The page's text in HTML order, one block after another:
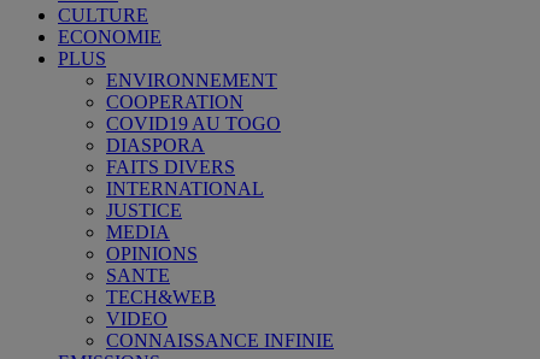
CULTURE
ECONOMIE
PLUS
ENVIRONNEMENT
COOPERATION
COVID19 AU TOGO
DIASPORA
FAITS DIVERS
INTERNATIONAL
JUSTICE
MEDIA
OPINIONS
SANTE
TECH&WEB
VIDEO
CONNAISSANCE INFINIE